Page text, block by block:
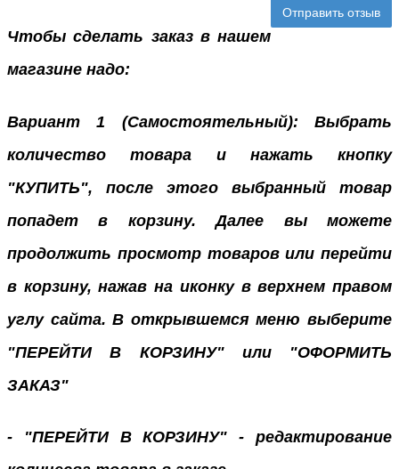
Отправить отзыв
Чтобы сделать заказ в нашем
магазине надо:
Вариант 1 (Самостоятельный): Выбрать
количество товара и нажать кнопку
"КУПИТЬ", после этого выбранный товар
попадет в корзину. Далее вы можете
продолжить просмотр товаров или перейти
в корзину, нажав на иконку в верхнем правом
углу сайта. В открывшемся меню выберите
"ПЕРЕЙТИ В КОРЗИНУ" или "ОФОРМИТЬ
ЗАКАЗ"
- "ПЕРЕЙТИ В КОРЗИНУ" - редактирование